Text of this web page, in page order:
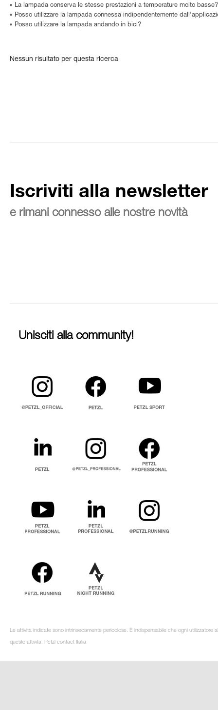
La lampada conserva le stesse prestazioni a temperature molto basse?
Posso utilizzare la lampada connessa indipendentemente
Posso utilizzare la lampada andando in bici?
Nessun risultato per questa ricerca
Iscriviti alla newsletter
e rimani connesso alle nostre novità
Unisciti alla community!
Le attività indicate sono intrinsecamente pericolose. È indispensabile che ogni utilizzatore
queste attività. Petzl contact Italia